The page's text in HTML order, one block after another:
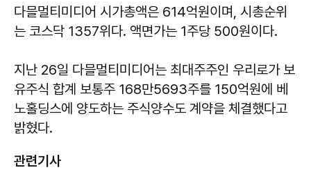
다믈멀티미디어 시가총액은 614억원이며, 시총순위
는 코스닥 1357위다. 액면가는 1주당 500원이다.
지난 26일 다믈멀티미디어는 최대주주인 우리로가 보
유주식 합계 보통주 168만5693주를 150억원에 베
노홀딩스에 양도하는 주식양수도 계약을 체결했다고
밝혔다.
관련기사